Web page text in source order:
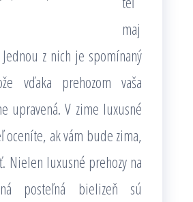
maj
z nich je spomínaný
vďaka prehozom vaša
upravená. V zime luxusné
oceníte, ak vám bude zima,
Nielen luxusné prehozy na
posteľná bielizeň sú